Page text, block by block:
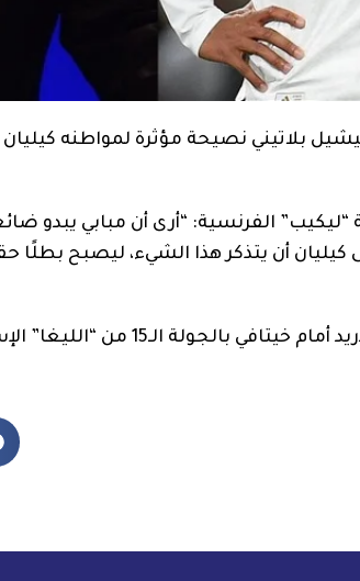
بلاتيني نصيحة مؤثرة لمواطنه كيليان
الفرنسية: “أرى أن مبابي يبدو
أن يتذكر هذا الشيء، ليصبح بطلًا
وسيشارك مبابي في مباراة ريال